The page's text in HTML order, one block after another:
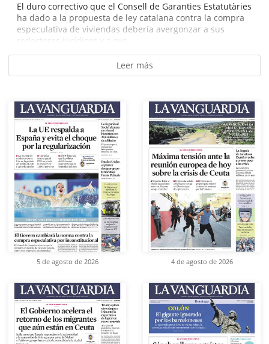
El duro correctivo que el Consell de Garanties Estatutàries
ha dado a la propuesta de ley catalana contra la compra
especulativa de viviendas debería avergonzar a sus
redactores jurídicos y a sus...
Leer más
5 de agosto de 2026 4 de agosto de 2026